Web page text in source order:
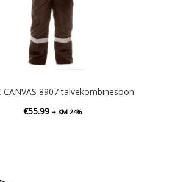
CANVAS 8907 talvekombinesoon
€55.99 + KM 24%